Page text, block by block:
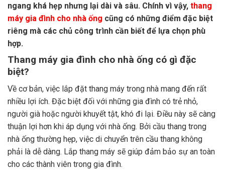
ngang khá hẹp nhưng lại dài và sâu. Chính vì vậy, thang
máy gia đình cho nhà ống cũng có những điểm đặc biệt
riêng mà các chủ công trình cần biết để lựa chọn phù
hợp.
Thang máy gia đình cho nhà ống có gì đặc
biệt?
Về cơ bản, việc lắp đặt thang máy trong nhà mang đến rất
nhiều lợi ích. Đặc biệt đối với những gia đình có trẻ nhỏ,
người già hoặc người khuyết tật, khó đi lại. Điều này sẽ càng
thuận lợi hơn khi áp dụng với nhà ống. Bởi cầu thang trong
nhà ống thường hẹp, việc di chuyển trên cầu thang không
phải là dễ dàng. Lắp thang máy sẽ giúp đảm bảo sự an toàn
cho các thành viên trong gia đình.